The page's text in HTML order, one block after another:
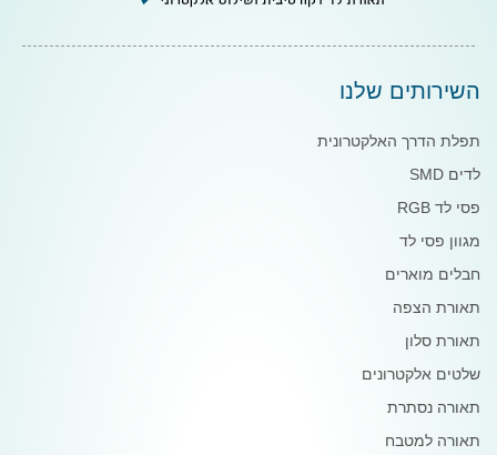
השירותים שלנו
תפלת הדרך האלקטרונית
לדים SMD
פסי לד RGB
מגוון פסי לד
חבלים מוארים
תאורת הצפה
תאורת סלון
שלטים אלקטרונים
תאורה נסתרת
תאורה למטבח